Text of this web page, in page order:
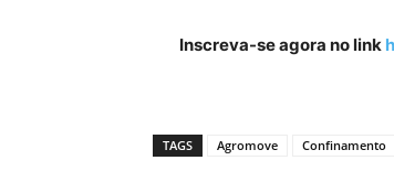
Inscreva-se agora no link
TAGS Agromove Confinamento